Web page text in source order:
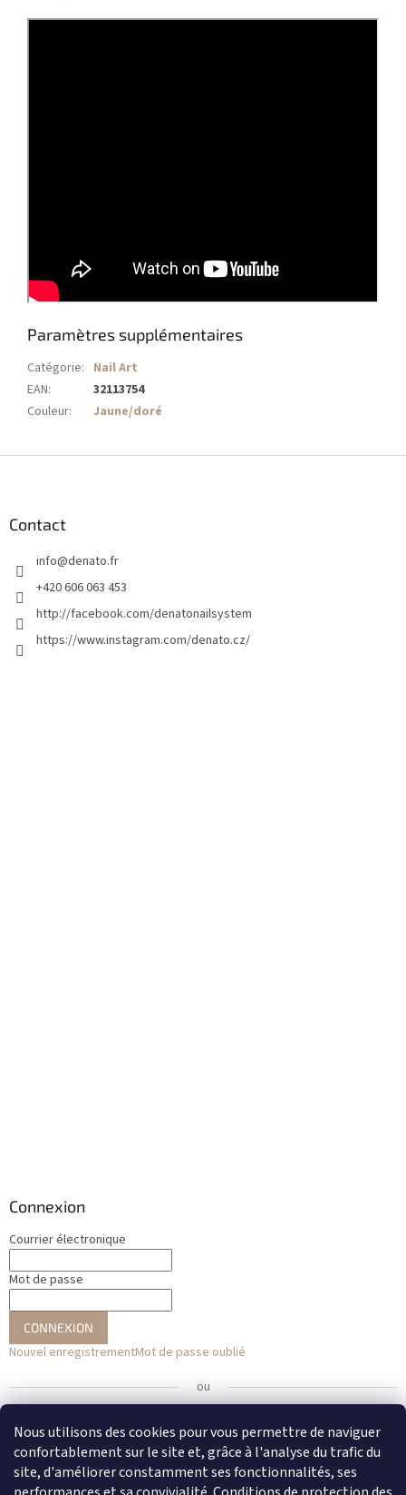
Nous utilisons des cookies pour vous permettre de naviguer
confortablement sur le site et, grâce à l'analyse du trafic du
site, d'améliorer constamment ses fonctionnalités, ses
Paramètres supplémentaires
Catégorie: Nail Art
EAN:
32113754
Couleur: Jaune/doré
Contact
info@denato.fr
+420 606 063 453
http://facebook.com/denatonailsystem
https://www.instagram.com/denato.cz/
Connexion
Courrier électronique
Mot de passe
CONNEXION
Nouvel enregistrementMot de passe oublié
ou
Se connecter avec Facebook
Se connecter avec Google